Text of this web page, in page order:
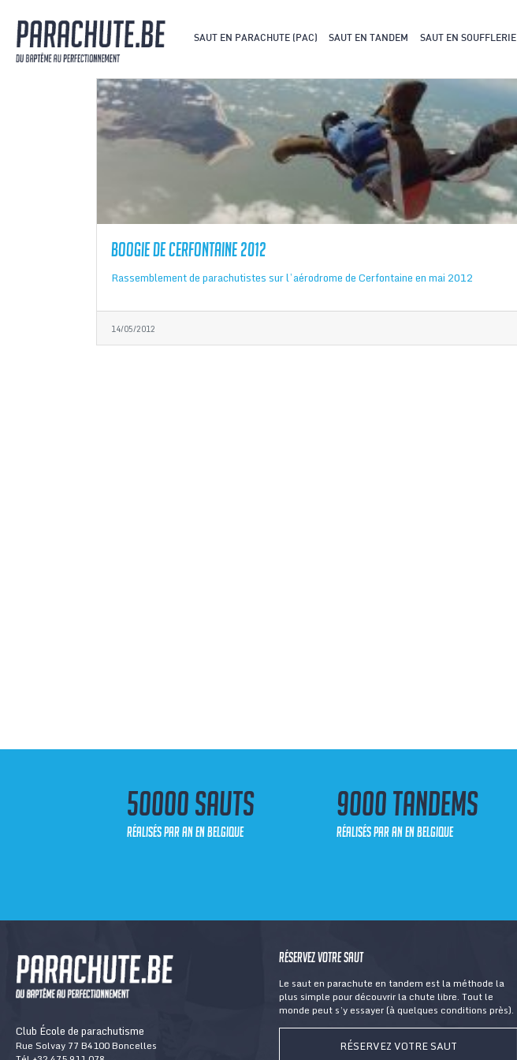
SAUT EN PARACHUTE (PAC) SAUT EN TANDEM SAUT EN SOUFFLERIE
Boogie de Cerfontaine 2012
Rassemblement de parachutistes sur l’aérodrome de Cerfontaine en mai 2012
14/05/2012
50000 sauts
réalisés par an en Belgique
9000 tandems
réalisés par an en Belgique
Club École de parachutisme
Rue Solvay 77 B4100 Boncelles
Réservez votre saut
Le saut en parachute en tandem est la méthode la
plus simple pour découvrir la chute libre. Tout le
monde peut s’y essayer (à quelques conditions près).
RÉSERVEZ VOTRE SAUT